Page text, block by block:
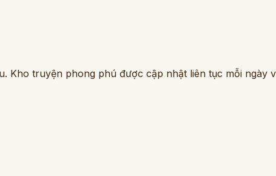
Kho truyện phong phú được cập nhật liên tục mỗi ngày